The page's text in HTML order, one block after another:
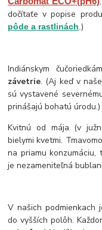
dočítaťe v popise
pôde a rastlinách .)
Indiánskym
závetrie. (Aj keď v
sú vystavené
prinášajú bohatú úrodu.)
Kvitnú od mája (v
bielymi kvetmi.
na priamu konzumáciu,
je nezameniteľná
V našich podmienkach
do vyšších polôh.